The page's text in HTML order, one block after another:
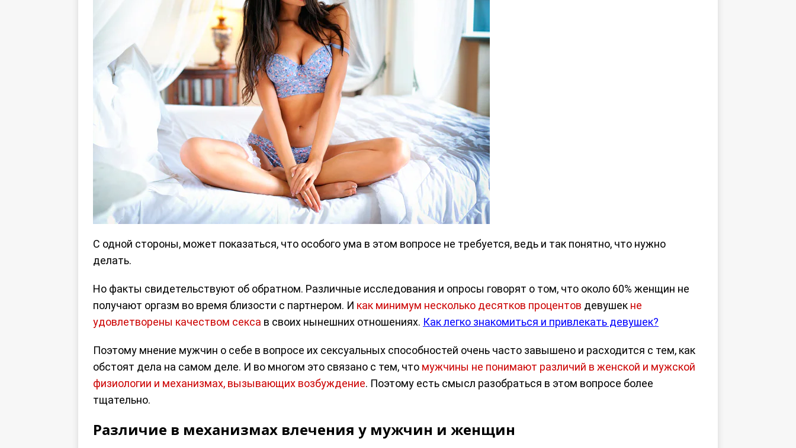
С одной стороны, может показаться, что особого ума в этом вопросе не требуется, ведь и так понятно, что нужно
делать.
Но факты свидетельствуют об обратном. Различные исследования и опросы говорят о том, что около 60% женщин не
получают оргазм во время близости с партнером. И как минимум несколько десятков процентов девушек не
удовлетворены качеством секса в своих нынешних отношениях. Как легко знакомиться и привлекать девушек?
Поэтому мнение мужчин о себе в вопросе их сексуальных способностей очень часто завышено и расходится с тем, как
обстоят дела на самом деле. И во многом это связано с тем, что мужчины не понимают различий в женской и мужской
физиологии и механизмах, вызывающих возбуждение. Поэтому есть смысл разобраться в этом вопросе более
тщательно.
Различие в механизмах влечения у мужчин и женщин